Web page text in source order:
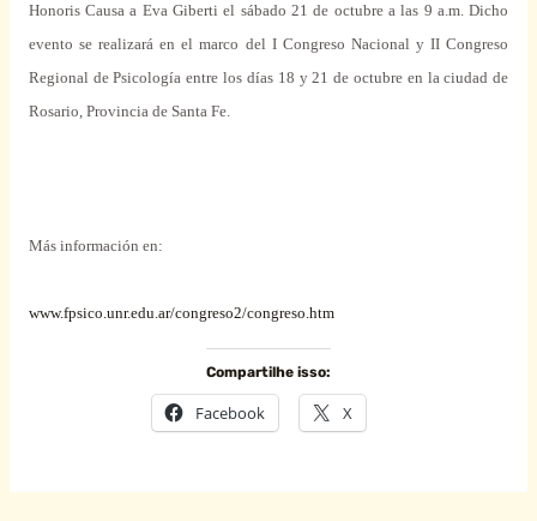
HonorisCausa a Eva Giberti el sábado 21 de octubre a las 9 a.m. Dicho
evento se realizará en elmarco del I Congreso Nacional y II Congreso
Regional de Psicologíaentre los días 18 y 21 de octubre en la ciudad de
Rosario, Provincia de SantaFe.
Más información en:
www.fpsico.unr.edu.ar/congreso2/congreso.htm
Compartilhe isso:
Facebook X